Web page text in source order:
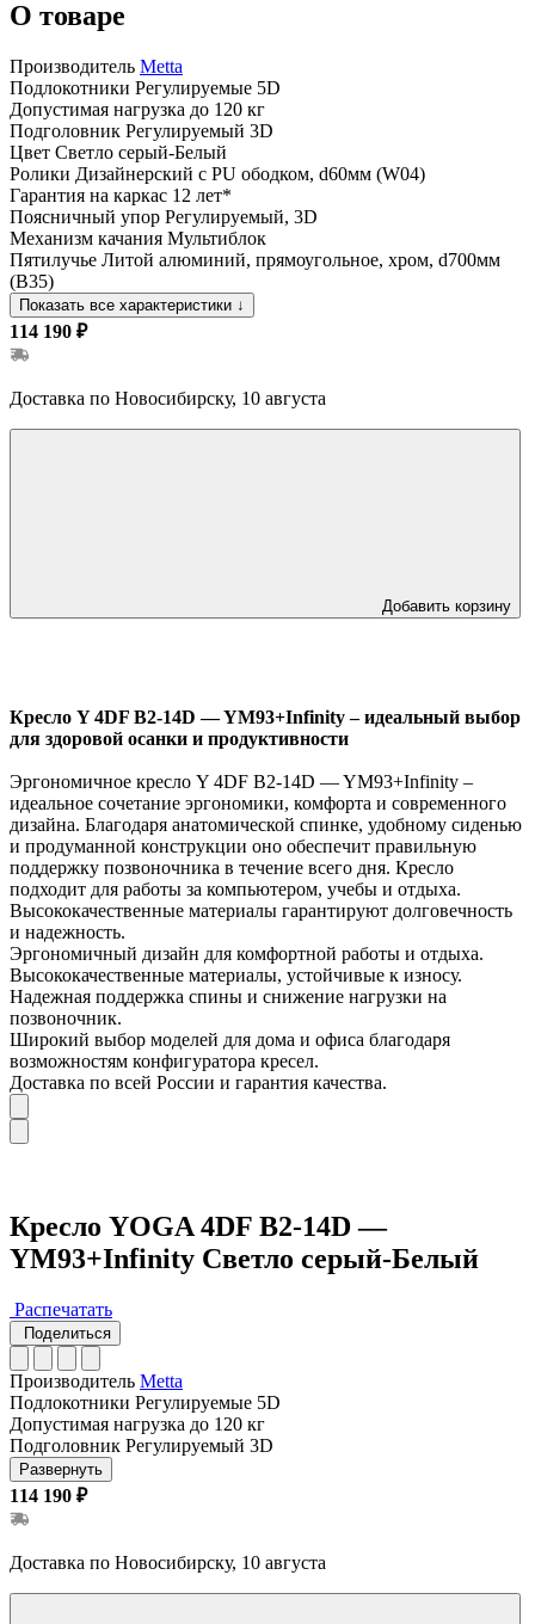
О товаре
Производитель Metta
Подлокотники Регулируемые 5D
Допустимая нагрузка до 120 кг
Подголовник Регулируемый 3D
Цвет Светло серый-Белый
Ролики Дизайнерский с PU ободком, d60мм (W04)
Гарантия на каркас 12 лет*
Поясничный упор Регулируемый, 3D
Механизм качания Мультиблок
Пятилучье Литой алюминий, прямоугольное, хром, d700мм
(B35)
Показать все характеристики ↓
114 190 ₽
Доставка по Новосибирску, 10 августа
Добавить корзину
Кресло Y 4DF B2-14D — YM93+Infinity – идеальный выбор
для здоровой осанки и продуктивности
Эргономичное кресло Y 4DF B2-14D — YM93+Infinity –
идеальное сочетание эргономики, комфорта и современного
дизайна. Благодаря анатомической спинке, удобному сиденью
и продуманной конструкции оно обеспечит правильную
поддержку позвоночника в течение всего дня. Кресло
подходит для работы за компьютером, учебы и отдыха.
Высококачественные материалы гарантируют долговечность
и надежность.
Эргономичный дизайн для комфортной работы и отдыха.
Высококачественные материалы, устойчивые к износу.
Надежная поддержка спины и снижение нагрузки на
позвоночник.
Широкий выбор моделей для дома и офиса благодаря
возможностям конфигуратора кресел.
Доставка по всей России и гарантия качества.
Кресло YOGA 4DF B2-14D —
YM93+Infinity Светло серый-Белый
Распечатать
Поделиться
Производитель Metta
Подлокотники Регулируемые 5D
Допустимая нагрузка до 120 кг
Подголовник Регулируемый 3D
Развернуть
114 190 ₽
Доставка по Новосибирску, 10 августа